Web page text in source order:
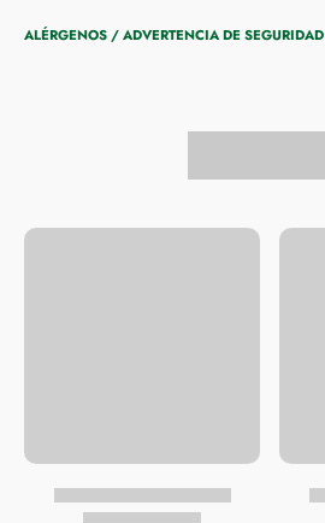
ALÉRGENOS / ADVERTENCIA DE SEGURIDAD